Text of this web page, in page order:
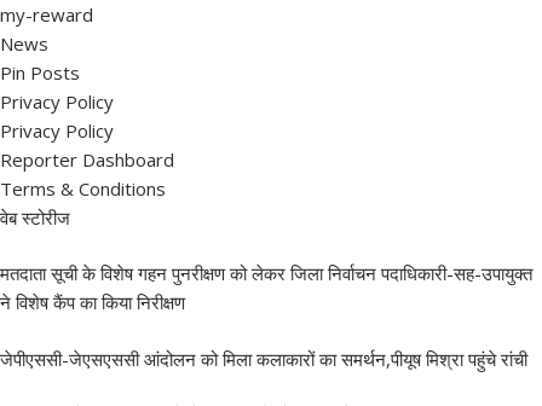
my-reward
News
Pin Posts
Privacy Policy
Privacy Policy
Reporter Dashboard
Terms & Conditions
वेब स्टोरीज
मतदाता सूची के विशेष गहन पुनरीक्षण को लेकर जिला निर्वाचन पदाधिकारी-सह-उपायुक्त
ने विशेष कैंप का किया निरीक्षण
जेपीएससी-जेएसएससी आंदोलन को मिला कलाकारों का समर्थन,पीयूष मिश्रा पहुंचे रांची